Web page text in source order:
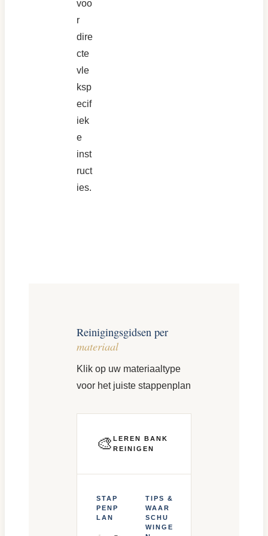
voo
r
dire
cte
vle
ksp
ecif
iek
e
inst
ruct
ies.
Reinigingsgidsen per
materiaal
Klik op uw materiaaltype
voor het juiste stappenplan
🎨 LEREN BANK
REINIGEN
STAP
PENP
LAN
TIPS &
WAAR
SCHU
WINGE